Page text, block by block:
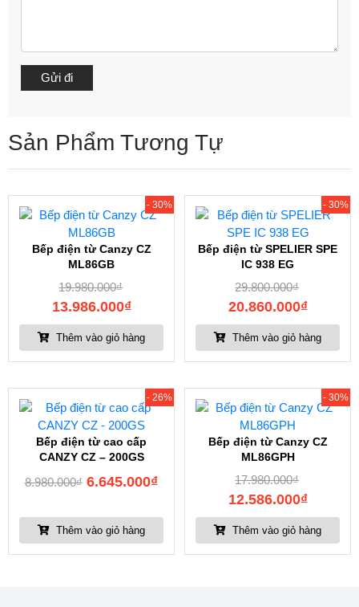
Sản Phẩm Tương Tự
- 30%
Bếp điện từ Canzy CZ
ML86GB
19.980.000₫
13.986.000₫
Thêm vào giỏ hàng
- 30%
Bếp điện từ SPELIER SPE
IC 938 EG
29.800.000₫
20.860.000₫
Thêm vào giỏ hàng
- 26%
Bếp điện từ cao cấp
CANZY CZ – 200GS
8.980.000₫ 6.645.000₫
Thêm vào giỏ hàng
- 30%
Bếp điện từ Canzy CZ
ML86GPH
17.980.000₫
12.586.000₫
Thêm vào giỏ hàng